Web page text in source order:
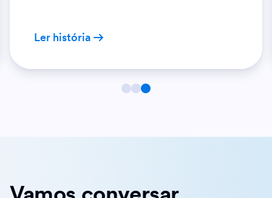
Ler história